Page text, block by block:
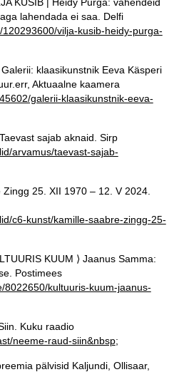
lahendada ei saa. Delfi
vilja-kusib-heidy-purga-
klaasikunstnik Eeva Käsperi
Aktuaalne kaamera
galerii-klaasikunstnik-eeva-
sajab aknaid. Sirp
arvamus/taevast-sajab-
25. XII 1970 – 12. V 2024.
c6-kunst/kamille-saabre-zingg-25-
KUUM ⟩ Jaanus Samma:
Postimees
8022650/kultuuris-kuum-jaanus-
Kuku raadio
neeme-raud-siin&nbsp;
pälvisid Kaljundi, Ollisaar,